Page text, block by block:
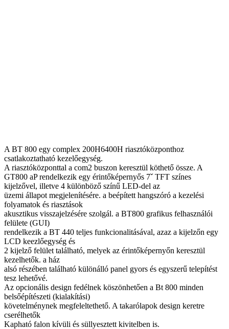
A BT 800 egy complex 200H6400H riasztóközponthoz
csatlakoztatható kezelőegység.
A riasztóközponttal a com2 buszon keresztül köthető össze. A
GT800 aP rendelkezik egy érintőképernyős 7ˇ TFT színes
kijelzővel, illetve 4 különböző színű LED-del az
üzemi állapot megjelenítésére. a beépített hangszóró a kezelési
folyamatok és riasztások
akusztikus visszajelzésére szolgál. a BT800 grafikus felhasználói
felülete (GUI)
rendelkezik a BT 440 teljes funkcionalitásával, azaz a kijelzőn egy
LCD keezlőegység és
2 kijelző felület található, melyek az érintőképernyőn keresztül
kezelhetők. a ház
alsó részében található különálló panel gyors és egyszerű telepítést
tesz lehetővé.
Az opcionális design fedélnek köszönhetően a Bt 800 minden
belsőépítészeti (kialakítási)
követelménynek megfeleltethető. A takarólapok design keretre
cserélhetők
Kapható falon kívüli és süllyesztett kivitelben is.